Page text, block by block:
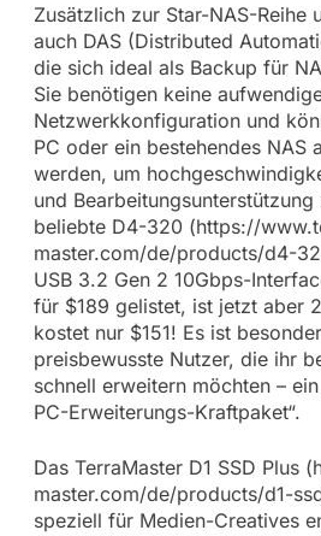
Zusätzlich zur Star-NAS-Reihe
auch DAS (Distributed
die sich ideal als Backup für
Sie benötigen keine
Netzwerkkonfiguration und
PC oder ein bestehendes NAS
werden, um
und
beliebte D4-320 (https://
master.com/de/products/d4-
USB 3.2 Gen 2 10Gbps-
für $189 gelistet, ist jetzt aber
kostet nur $151! Es ist
preisbewusste Nutzer, die ihr
schnell erweitern möchten –
PC-Erweiterungs-Kraftpaket“.
Das TerraMaster D1 SSD Plus
master.com/de/products/d1-
speziell für Medien-Creatives